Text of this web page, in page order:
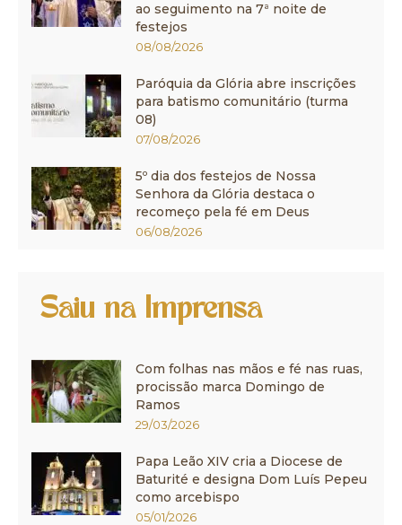
ao seguimento na 7ª noite de
festejos
08/08/2026
Paróquia da Glória abre inscrições
para batismo comunitário (turma
08)
07/08/2026
5º dia dos festejos de Nossa
Senhora da Glória destaca o
recomeço pela fé em Deus
06/08/2026
Saiu na Imprensa
Com folhas nas mãos e fé nas ruas,
procissão marca Domingo de
Ramos
29/03/2026
Papa Leão XIV cria a Diocese de
Baturité e designa Dom Luís Pepeu
como arcebispo
05/01/2026